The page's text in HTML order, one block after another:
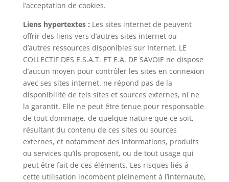
l’acceptation de cookies.
Liens hypertextes : Les sites internet de peuvent
offrir des liens vers d’autres sites internet ou
d’autres ressources disponibles sur Internet. LE
COLLECTIF DES E.S.A.T. ET E.A. DE SAVOIE ne dispose
d’aucun moyen pour contrôler les sites en connexion
avec ses sites internet. ne répond pas de la
disponibilité de tels sites et sources externes, ni ne
la garantit. Elle ne peut être tenue pour responsable
de tout dommage, de quelque nature que ce soit,
résultant du contenu de ces sites ou sources
externes, et notamment des informations, produits
ou services qu’ils proposent, ou de tout usage qui
peut être fait de ces éléments. Les risques liés à
cette utilisation incombent pleinement à l’internaute,